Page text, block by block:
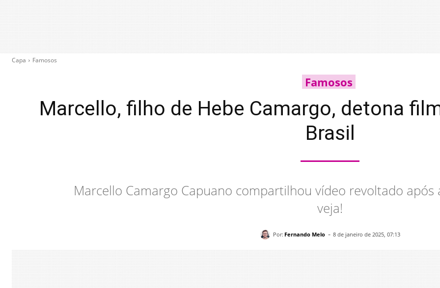
Capa Famosos
Famosos
Marcello, filho de Hebe Camargo, detona
Brasil
Marcello Camargo Capuano compartilhou vídeo revoltado
veja!
Por: Fernando Melo - 8 de janeiro de 2025, 07:13